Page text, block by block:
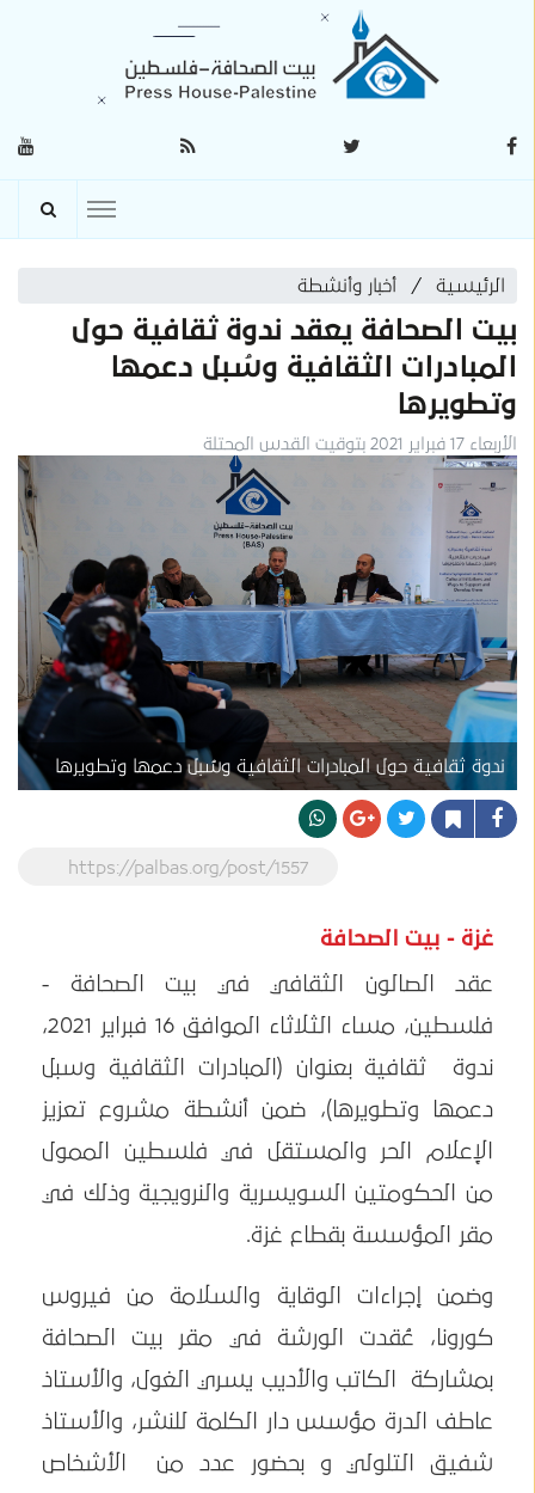
الرئيسية أخبار وأنشطة
بيت الصحافة يعقد ندوة ثقافية حول
المبادرات الثقافية وسُبل دعمها
وتطويرها
الأربعاء 17 فبراير 2021 بتوقيت القدس المحتلة
ندوة ثقافية حول المبادرات الثقافية وسُبل دعمها وتطويرها
https://palbas.org/post/1557
غزة - بيت الصحافة
عقد الصالون الثقافي في بيت الصحافة -
فلسطين، مساء الثلاثاء الموافق 16 فبراير 2021،
ندوة ثقافية بعنوان (المبادرات الثقافية وسبل
دعمها وتطويرها)، ضمن أنشطة مشروع تعزيز
الإعلام الحر والمستقل في فلسطين الممول
من الحكومتين السويسرية والنرويجية وذلك في
مقر المؤسسة بقطاع غزة.
وضمن إجراءات الوقاية والسلامة من فيروس
كورونا، عُقدت الورشة في مقر بيت الصحافة
بمشاركة الكاتب والأديب يسري الغول، والأستاذ
عاطف الدرة مؤسس دار الكلمة للنشر، والأستاذ
شفيق التلولي و بحضور عدد من الأشخاص